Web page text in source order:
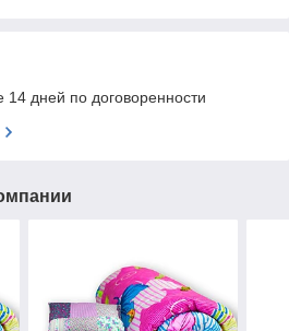
14 дней по договоренности